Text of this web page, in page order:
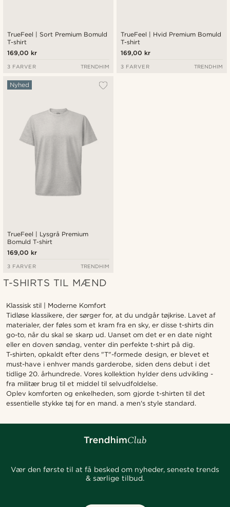
TrueFeel | Sort Premium Bomuld
T-shirt
169,00 kr
3 FARVER TRENDHIM
TrueFeel | Hvid Premium Bomuld
T-shirt
169,00 kr
3 FARVER TRENDHIM
TrueFeel | Lysgrå Premium
Bomuld T-shirt
Nyhed
169,00 kr
3 FARVER TRENDHIM
T-SHIRTS TIL MÆND
Klassisk stil | Moderne Komfort
Tidløse klassikere, der sørger for, at du undgår tøjkrise. Lavet af
materialer, der føles som et kram fra en sky, er disse t-shirts din
go-to, når du skal se skarp ud. Uanset om det er en date night
eller en doven søndag, venter din perfekte t-shirt på dig.
T-shirten, opkaldt efter dens "T"-formede design, er blevet et
must-have i enhver mands garderobe, siden dens debut i det
tidlige 20. århundrede. Vores kollektion hylder dens udvikling -
fra militær brug til et middel til selvudfoldelse.
Oplev komforten og enkelheden, som gjorde t-shirten til det
essentielle stykke tøj for en mand. a men's style standard.
Vær den første til at få besked om nyheder, seneste trends
& særlige tilbud.